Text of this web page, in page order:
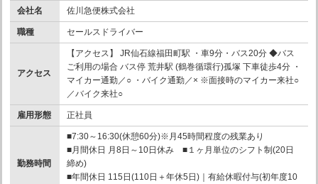
会社名 佐川急便株式会社
職種 セールスドライバー
アクセス
【アクセス】 JR仙石線福田町駅 ・車9分・バス20分 ◆バス
ご利用の場合 バス停 荒井駅 (鶴巻循環行)孤塚 下車徒歩4分 ・
マイカー通勤／○ ・バイク通勤／× ※面接時のマイカー来社○
／バイク来社○
雇用形態 正社員
勤務時間
■7:30～16:30(休憩60分)※月45時間程度の残業あり
■月間休日 月8日～10日休み ■１ヶ月単位のシフト制(20日
締め)
■年間休日 115日(110日＋年休5日)｜有給休暇付与(初年度10